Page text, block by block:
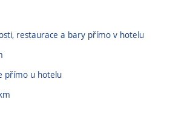
restaurace a bary přímo v hotelu
přímo u hotelu